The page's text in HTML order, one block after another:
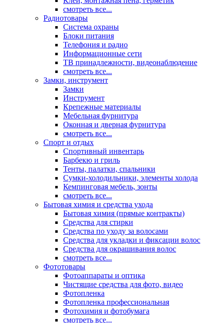
смотреть все...
Радиотовары
Система охраны
Блоки питания
Телефония и радио
Информационные сети
ТВ принадлежности, видеонаблюдение
смотреть все...
Замки, инструмент
Замки
Инструмент
Крепежные материалы
Мебельная фурнитура
Оконная и дверная фурнитура
смотреть все...
Спорт и отдых
Спортивный инвентарь
Барбекю и гриль
Тенты, палатки, спальники
Сумки-холодильники, элементы холода
Кемпинговая мебель, зонты
смотреть все...
Бытовая химия и средства ухода
Бытовая химия (прямые контракты)
Средства для стирки
Средства по уходу за волосами
Средства для укладки и фиксации волос
Средства для окрашивания волос
смотреть все...
Фототовары
Фотоаппараты и оптика
Чистящие средства для фото, видео
Фотопленка
Фотопленка профессиональная
Фотохимия и фотобумага
смотреть все...